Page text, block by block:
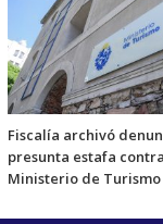
Fiscalía archivó
presunta estafa contra
Ministerio de Turismo